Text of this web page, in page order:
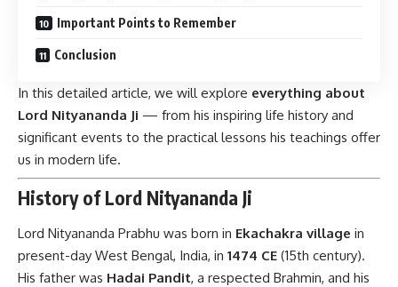
Important Points to Remember
Conclusion
In this detailed article, we will explore everything about
Lord Nityananda Ji — from his inspiring life history and
significant events to the practical lessons his teachings offer
us in modern life.
History of Lord Nityananda Ji
Lord Nityananda Prabhu was born in Ekachakra village in
present-day West Bengal, India, in 1474 CE (15th century).
His father was Hadai Pandit, a respected Brahmin, and his